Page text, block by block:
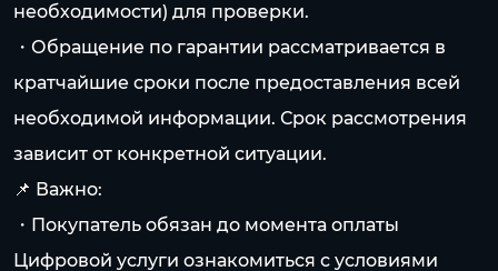
необходимости) для проверки.
・Обращение по гарантии рассматривается в
кратчайшие сроки после предоставления всей
необходимой информации. Срок рассмотрения
зависит от конкретной ситуации.
📌 Важно:
・Покупатель обязан до момента оплаты
Цифровой услуги ознакомиться с условиями